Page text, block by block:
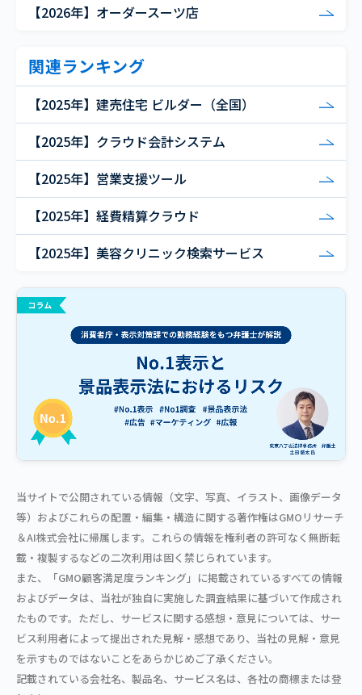
【2026年】オーダースーツ店
関連ランキング
【2025年】建売住宅 ビルダー（全国）
【2025年】クラウド会計システム
【2025年】営業支援ツール
【2025年】経費精算クラウド
【2025年】美容クリニック検索サービス
当サイトで公開されている情報（文字、写真、イラスト、画像データ
等）およびこれらの配置・編集・構造に関する著作権はGMOリサーチ
＆AI株式会社に帰属します。これらの情報を権利者の許可なく無断転
載・複製するなどの二次利用は固く禁じられています。
また、「GMO顧客満足度ランキング」に掲載されているすべての情報
およびデータは、当社が独自に実施した調査結果に基づいて作成され
たものです。ただし、サービスに関する感想・意見については、サー
ビス利用者によって提出された見解・感想であり、当社の見解・意見
を示すものではないことをあらかじめご了承ください。
記載されている会社名、製品名、サービス名は、各社の商標または登